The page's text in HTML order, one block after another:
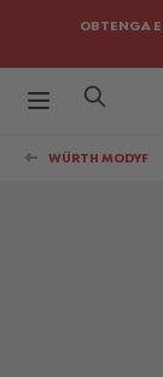
OBTENGA
WÜRTH MODYF